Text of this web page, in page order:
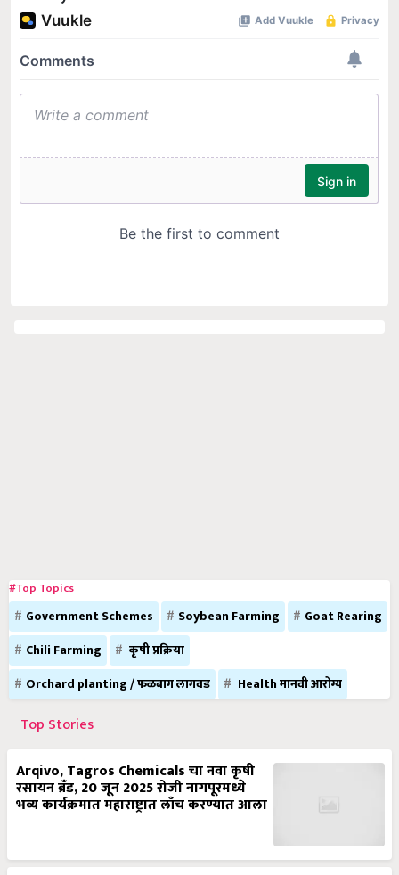
#Top Topics
Government Schemes Soybean Farming
Goat Rearing
Chili Farming
कृषी प्रक्रिया
Orchard planting / फळबाग लागवड
Health मानवी आरोग्य
Top Stories
Arqivo, Tagros Chemicals चा नवा कृषी
रसायन ब्रँड, 20 जून 2025 रोजी नागपूरमध्ये
भव्य कार्यक्रमात महाराष्ट्रात लाँच करण्यात आला